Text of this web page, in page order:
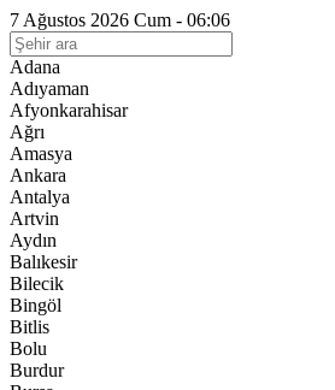
7 Ağustos 2026 Cum - 06:06
Adana
Adıyaman
Afyonkarahisar
Ağrı
Amasya
Ankara
Antalya
Artvin
Aydın
Balıkesir
Bilecik
Bingöl
Bitlis
Bolu
Burdur